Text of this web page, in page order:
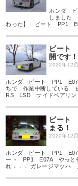
ホンダ ビ
しました
わった】 ビート PP1
ビート
開です！
2020年12
ホンダ ビート PP1
ちで 作業中断している
RS LSD サイドベアリン
ビート
まる！
2020年12
ホンダ ビート PP1
ート PP1 E07A やっと作
れ．．． ガレージマッハ